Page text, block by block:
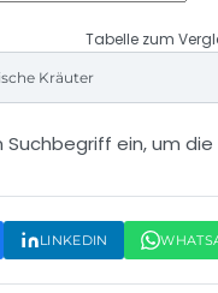
Tabelle zum
Kräuter
ein, um
LINKEDIN